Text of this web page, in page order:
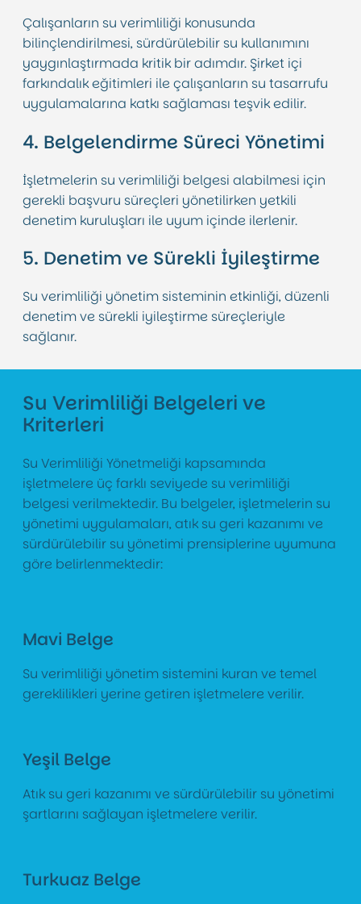
Çalışanların su verimliliği konusunda
bilinçlendirilmesi, sürdürülebilir su kullanımını
yaygınlaştırmada kritik bir adımdır. Şirket içi
farkındalık eğitimleri ile çalışanların su tasarrufu
uygulamalarına katkı sağlaması teşvik edilir.
4. Belgelendirme Süreci Yönetimi
İşletmelerin su verimliliği belgesi alabilmesi için
gerekli başvuru süreçleri yönetilirken yetkili
denetim kuruluşları ile uyum içinde ilerlenir.
5. Denetim ve Sürekli İyileştirme
Su verimliliği yönetim sisteminin etkinliği, düzenli
denetim ve sürekli iyileştirme süreçleriyle
sağlanır.
Su Verimliliği Belgeleri ve
Kriterleri
Su Verimliliği Yönetmeliği kapsamında
işletmelere üç farklı seviyede su verimliliği
belgesi verilmektedir. Bu belgeler, işletmelerin su
yönetimi uygulamaları, atık su geri kazanımı ve
sürdürülebilir su yönetimi prensiplerine uyumuna
göre belirlenmektedir:
Mavi Belge
Su verimliliği yönetim sistemini kuran ve temel
gereklilikleri yerine getiren işletmelere verilir.
Yeşil Belge
Atık su geri kazanımı ve sürdürülebilir su yönetimi
şartlarını sağlayan işletmelere verilir.
Turkuaz Belge